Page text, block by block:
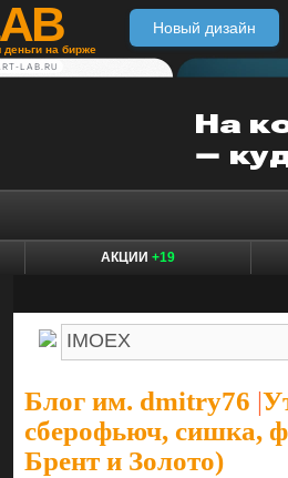
на бирже
Новый дизайн
LAB.RU
АКЦИИ +19
Блог им. dmitry76 |
сберофьюч, сишка,
Брент и Золото)